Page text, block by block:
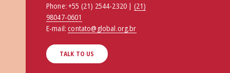
Phone:+55 (21) 2544-2320 | (21)
98047-0601
E-mail:contato@global.org.br
TALK TO US